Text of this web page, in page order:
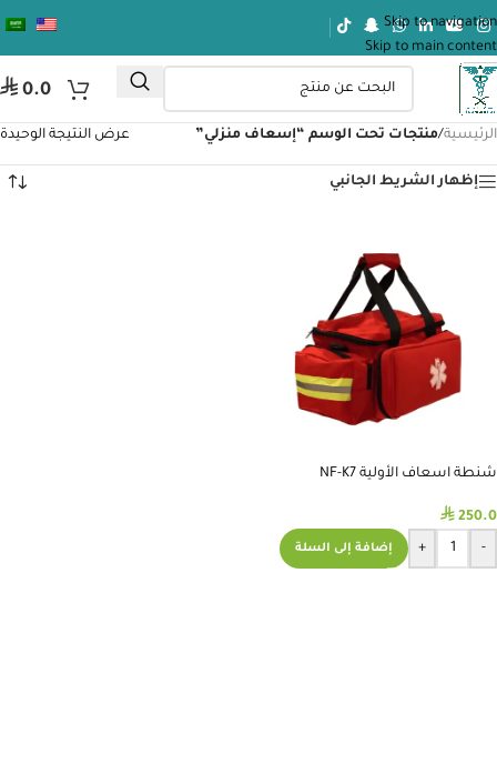
Skip to navigation
Skip to main content
⃁ 0.0
الرئيسية/منتجات تحت الوسم “إسعاف منزلي” عرض النتيجة الوحيدة
إظهار الشريط الجانبي
شنطة اسعاف الأولية NF-K7
⃁ 250.0
-
+ إضافة إلى السلة